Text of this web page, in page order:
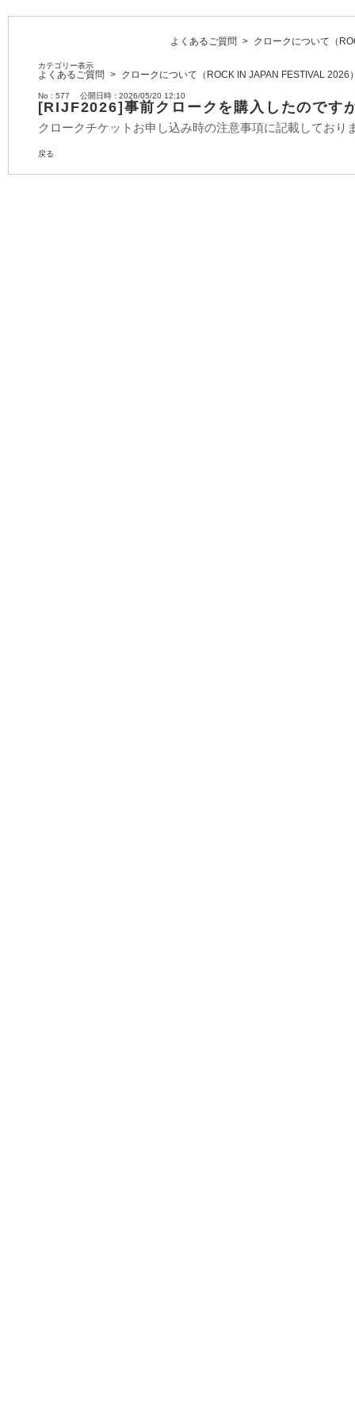
よくあるご質問 > クロークについて（
カテゴリー表示
よくあるご質問 > クロークについて（ROCK IN JAPAN FESTIVAL 2026
No : 577 公開日時 : 2026/05/20 12:10
[RIJF2026]事前クロークを購入したのです
クロークチケットお申し込み時の注意事項に記載してお
戻る